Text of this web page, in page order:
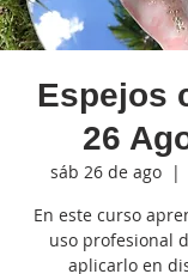
Espejos
26
sáb 26 de ago
  |
En este curso
uso profesional
aplicarlo en